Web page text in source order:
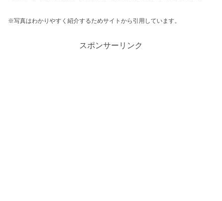
※写真はわかりやすく紹介するためサイトから引用しています。
スポンサーリンク